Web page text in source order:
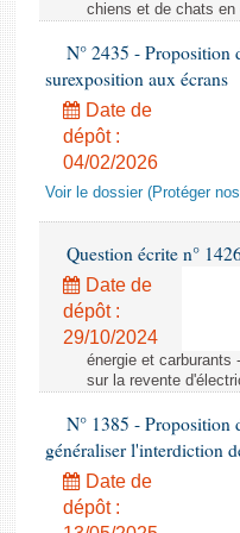
chiens et de chats
N° 2435 - Proposition
surexposition aux écrans
Date de
dépôt :
04/02/2026
Voir le dossier (Protéger
Question écrite n°
Date de
dépôt :
29/10/2024
énergie et carburants
sur la revente
N° 1385 - Proposition
généraliser l'interdiction
Date de
dépôt :